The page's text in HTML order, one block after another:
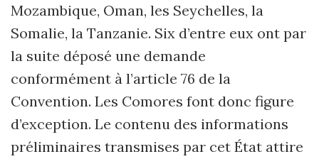
Mozambique, Oman, les Seychelles, la
Somalie, la Tanzanie. Six d’entre eux ont par
la suite déposé une demande
conformément à l’article 76 de la
Convention. Les Comores font donc figure
d’exception. Le contenu des informations
préliminaires transmises par cet État attire